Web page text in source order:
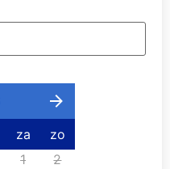
za
zo
1
2